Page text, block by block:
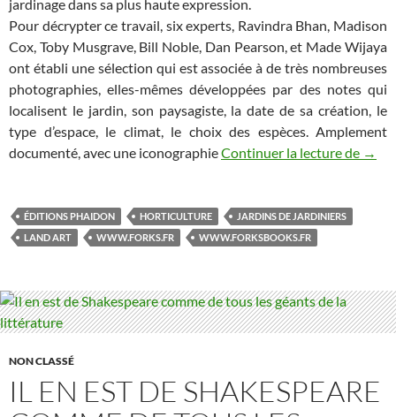
jardinage dans sa plus haute expression.
Pour décrypter ce travail, six experts, Ravindra Bhan, Madison
Cox, Toby Musgrave, Bill Noble, Dan Pearson, et Made Wijaya
ont établi une sélection qui est associée à de très nombreuses
photographies, elles-mêmes développées par des notes qui
localisent le jardin, son paysagiste, la date de sa création, le
type d’espace, le climat, le choix des espèces. Amplement
documenté, avec une iconographieContinuer la lecture de →
ÉDITIONS PHAIDON HORTICULTURE
JARDINS DE JARDINIERS
LAND ART
WWW.FORKS.FR WWW.FORKSBOOKS.FR
NON CLASSÉ
IL EN EST DE SHAKESPEARE